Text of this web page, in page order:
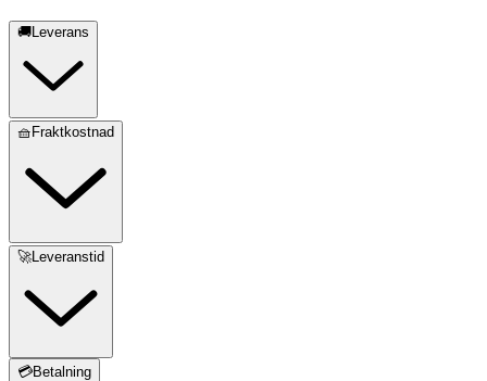
🚚Leverans
🧺Fraktkostnad
🚀Leveranstid
💳Betalning